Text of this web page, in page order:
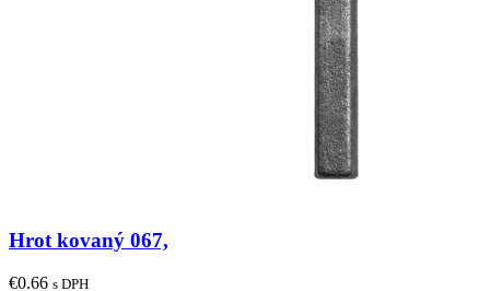
Hrot kovaný 067,
€0.66 s DPH